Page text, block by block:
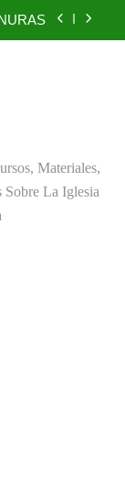
FIEL
Materiales,
Sobre La Iglesia